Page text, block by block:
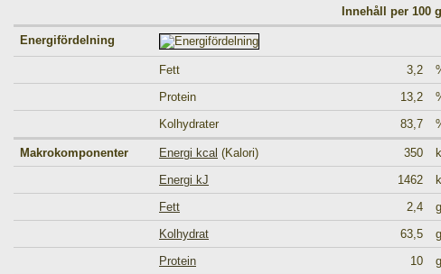
Innehåll per 100
Energifördelning
Fett 3,2
Protein
13,2
Kolhydrater
83,7
Makrokomponenter Energi kcal (Kalori) 350
Energi kJ
1462
Fett
2,4
g
Kolhydrat
63,5
g
Protein
10 g